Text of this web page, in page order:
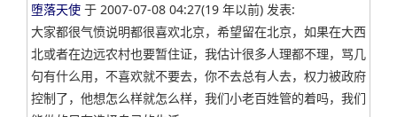
堕落天使 于 2007-07-08 04:27(19 年以前) 发表:
大家都很气愤说明都很喜欢北京，希望留在北京，如果在大西
北或者在边远农村也要暂住证，我估计很多人理都不理，骂几
句有什么用，不喜欢就不要去，你不去总有人去，权力被政府
控制了，他想怎么样就怎么样，我们小老百姓管的着吗，我们